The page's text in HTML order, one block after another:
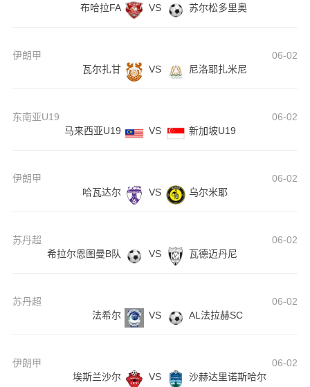
布哈拉FA
VS 苏尔松多里奥
伊朗甲
06-02
瓦尔扎甘
VS 尼洛耶扎米尼
东南亚U19
06-02
马来西亚U19
VS 新加坡U19
伊朗甲
06-02
哈瓦达尔
VS 乌尔米耶
苏丹超
06-02
希拉尔恩图曼B队
VS 瓦德迈丹尼
苏丹超
06-02
法希尔
VS AL法拉赫SC
伊朗甲
06-02
埃斯兰沙尔
VS 沙赫达里诺斯哈尔